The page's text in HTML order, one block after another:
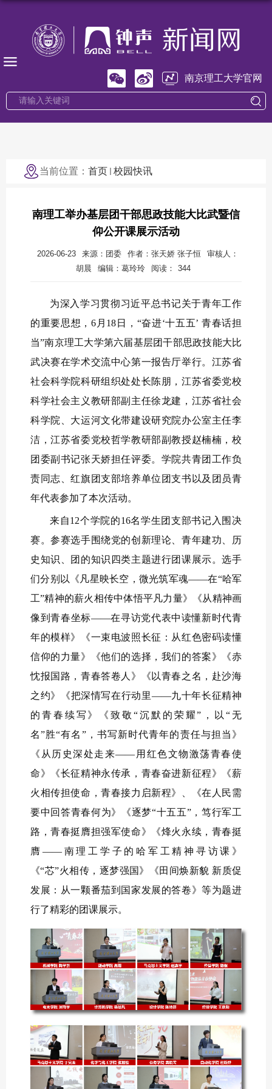
南京理工大学官网
当前位置： 首页 校园快讯
南理工举办基层团干部思政技能大比武暨信
仰公开课展示活动
2026-06-23 来源：团委 作者：张天娇 张子恒
审核人：
胡晨
编辑：葛玲玲 阅读： 344
为深入学习贯彻习近平总书记关于青年工作
的重要思想，6月18日，“奋进‘十五五’ 青春话担
当”南京理工大学第六届基层团干部思政技能大比
武决赛在学术交流中心第一报告厅举行。江苏省
社会科学院科研组织处处长陈朋，江苏省委党校
科学社会主义教研部副主任徐龙建，江苏省社会
科学院、大运河文化带建设研究院办公室主任李
洁，江苏省委党校哲学教研部副教授赵楠楠，校
团委副书记张天娇担任评委。学院共青团工作负
责同志、红旗团支部培养单位团支书以及团员青
年代表参加了本次活动。
来自12个学院的16名学生团支部书记入围决
赛。参赛选手围绕党的创新理论、青年建功、历
史知识、团的知识四类主题进行团课展示。选手
们分别以《凡星映长空，微光筑军魂——在“哈军
工”精神的薪火相传中体悟平凡力量》《从精神画
像到青春坐标——在寻访党代表中读懂新时代青
年的模样》《一束电波照长征：从红色密码读懂
信仰的力量》《他们的选择，我们的答案》《赤
忱报国路，青春答卷人》《以青春之名，赴沙海
之约》《把深情写在行动里——九十年长征精神
的青春续写》《致敬“沉默的荣耀”，以“无
名”胜“有名”，书写新时代青年的责任与担当》
《从历史深处走来——用红色文物激荡青春使
命》《长征精神永传承，青春奋进新征程》《薪
火相传担使命，青春接力启新程》、《在人民需
要中回答青春何为》《逐梦“十五五”，笃行军工
路，青春挺膺担强军使命》《烽火永续，青春挺
膺——南理工学子的哈军工精神寻访课》
《“芯”火相传，逐梦强国》《田间焕新貌 新质促
发展：从一颗番茄到国家发展的答卷》等为题进
行了精彩的团课展示。